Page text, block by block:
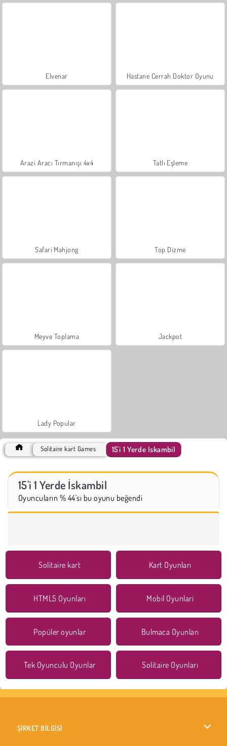
Elvenar Hastane Cerrah Doktor Oyunu
Arazi Aracı Tırmanışı 4x4 Tatlı Eşleme
Safari Mahjong Top Dizme
Meyve Toplama Jackpot
Lady Popular
Solitaire kart Games 15'i 1 Yerde İskambil
15'i 1 Yerde İskambil
Oyuncuların % 44'sı bu oyunu beğendi
Solitaire kart Kart Oyunları
HTML5 Oyunları Mobil Oyunlari
Popüler oyunlar Bulmaca Oyunları
Tek Oyunculu Oyunlar Solitaire Oyunları
ŞİRKET BİLGİSİ